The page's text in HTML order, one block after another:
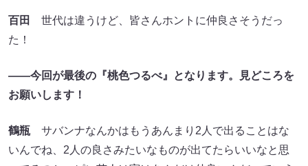
百田
世代は違うけど、皆さんホントに仲良さそうだっ
た！
――今回が最後の『桃色つるべ』となります。見どころを
お願いします！
鶴瓶 サバンナなんかはもうあんまり2人で出ることはな
いんでね、2人の良さみたいなものが出てたらいいなと思